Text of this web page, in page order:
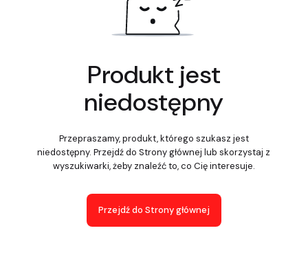
Produkt jest
niedostępny
Przepraszamy, produkt, którego szukasz jest
niedostępny. Przejdź do Strony głównej lub skorzystaj z
wyszukiwarki, żeby znaleźć to, co Cię interesuje.
Przejdź do Strony głównej